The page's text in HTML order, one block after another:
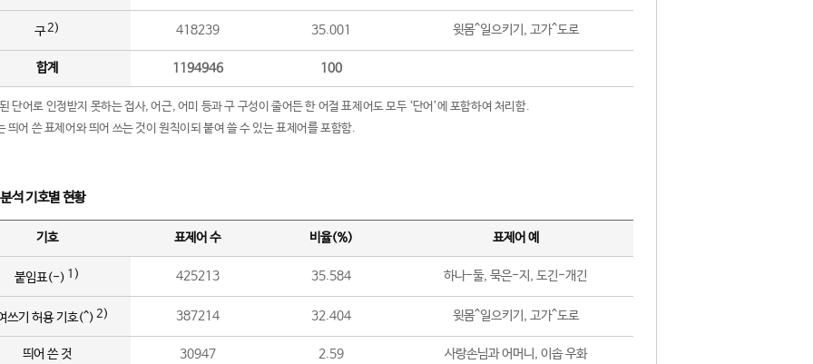
구2) 418239 35.001 윗몸^일으키기, 고가^도로
합계 1194946 100
단어로 인정받지 못하는 접사, 어근, 어미 등과 구 구성이 줄어든 한 어절 표제어도 모두 ‘단어’에 포함하여 처리함.
띄어 쓴 표제어와 띄어 쓰는 것이 원칙이되 붙여 쓸 수 있는 표제어를 포함함.
석 기호별 현황
기호 표제어 수 비율(%) 표제어 예
붙임표(-) 1) 425213 35.584 하나-둘, 묵은-지, 도긴-개긴
쓰기 허용 기호(^) 2) 387214 32.404 윗몸^일으키기, 고가^도로
띄어 쓴 것 30947 2.59 사랑손님과 어머니, 이솝 우화